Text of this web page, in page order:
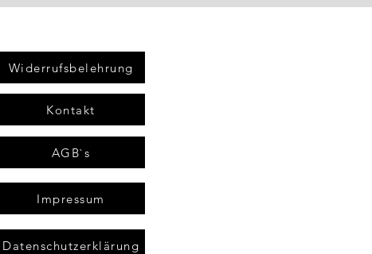
Widerrufsbelehrung
Kontakt
AGB`s
Impressum
Datenschutzerklärung